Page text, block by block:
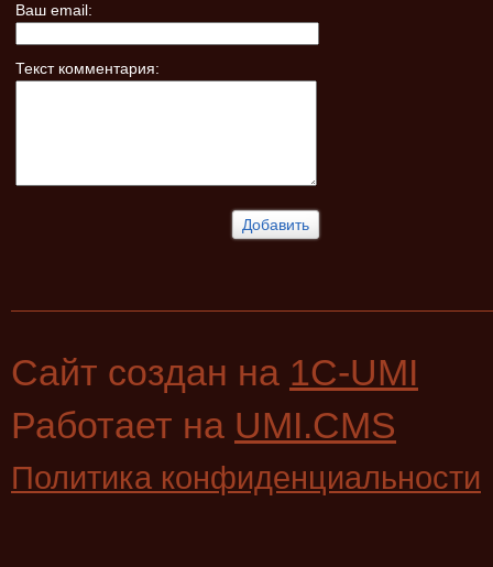
Ваш email:
Текст комментария:
Сайт создан на 1C-UMI
Работает на UMI.CMS
Политика конфиденциальности